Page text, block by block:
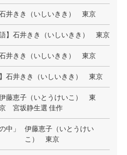
井きき（いしいきき） 東京
】 石井きき（いしいきき） 東京
井きき（いしいきき） 東京
石井きき（いしいきき） 東京
藤恵子（いとうけいこ） 東
宮坂静生選 佳作
中」
伊藤恵子（いとうけい
こ） 東京